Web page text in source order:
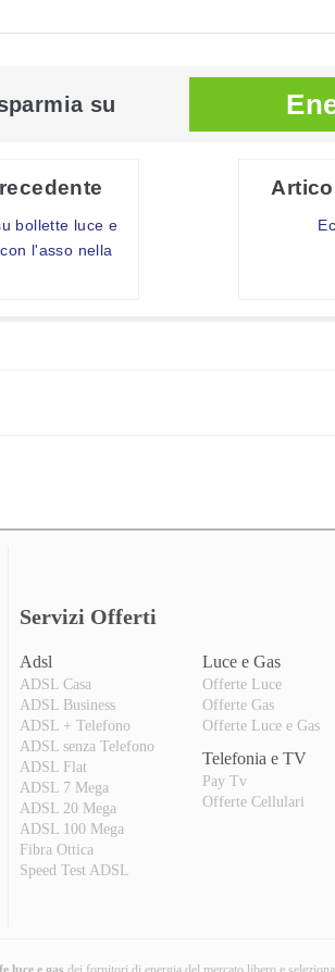
su
bollette luce e
l'asso nella
Servizi Offerti
Adsl
ADSL Casa
ADSL Business
ADSL + Telefono
ADSL senza Telefono
ADSL Flat
ADSL 7 Mega
ADSL 20 Mega
ADSL 100 Mega
Fibra Ottica
Speed Test ADSL
Luce e Gas
Offerte Luce
Offerte Gas
Offerte Luce e Gas
Telefonia e TV
Pay Tv
Offerte Cellulari